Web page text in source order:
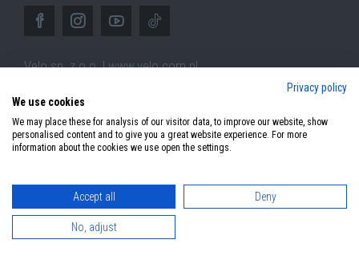
Velo sp. z o.o. | www.velo.com.pl
ul.Pszczyńska 305,
44-100 Gliwice (PL)
© 2026 Copyright Accent Bikes. All rights reserved.
Privacy policy
We use cookies
We may place these for analysis of our visitor data, to improve our website, show
personalised content and to give you a great website experience. For more
information about the cookies we use open the settings.
Accept all Deny
No, adjust